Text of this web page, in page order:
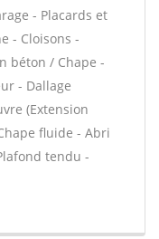
- Placards et
- Cloisons -
béton / Chape -
- Dallage
(Extension
fluide - Abri
tendu -